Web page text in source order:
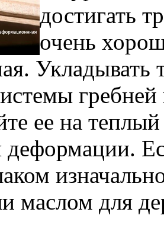
достигать
очень
гребней
ее на
деформации.
маслом для